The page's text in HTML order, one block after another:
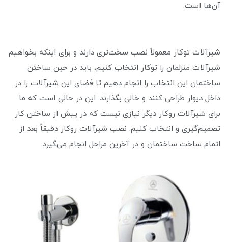
آن‌ها است.
شیرآلات توکار معمولاً نصب سخت‌تری دارند و برای اینکه بخواهیم
شیرآلات منزلمان را توکار انتخاب کنیم، باید در حین ساختن
ساختمان این انتخاب را انجام دهیم تا فضای این شیرآلات را در
داخل دیوار طراحی کنند و خالی بگذارند. این در حالی است که ما
برای شیرآلات روکار دیگر نیازی نیست که در پیش از ساختن کار
تصمیم‌‌گیری و انتخاب کنیم. نصب شیرآلات روکار دقیقاً بعد از
اتمام ساخت ساختمان و در آخرین مراحل انجام می‌گیرد.